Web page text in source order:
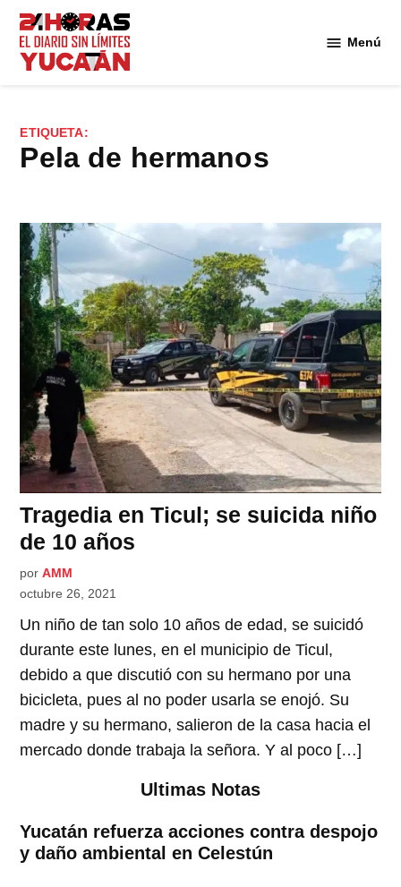
Saltar
contenido
Menú
ETIQUETA:
pela de hermanos
Tragedia en Ticul; se suicida niño
de 10 años
por AMM
octubre 26, 2021
Un niño de tan solo 10 años de edad, se suicidó
durante este lunes, en el municipio de Ticul,
debido a que discutió con su hermano por una
bicicleta, pues al no poder usarla se enojó. Su
madre y su hermano, salieron de la casa hacia el
mercado donde trabaja la señora. Y al poco […]
Ultimas Notas
Yucatán refuerza acciones contra despojo
y daño ambiental en Celestún